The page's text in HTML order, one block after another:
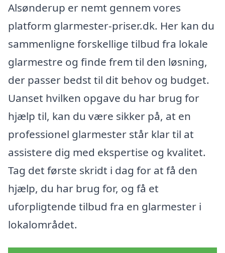
Alsønderup er nemt gennem vores
platform glarmester-priser.dk. Her kan du
sammenligne forskellige tilbud fra lokale
glarmestre og finde frem til den løsning,
der passer bedst til dit behov og budget.
Uanset hvilken opgave du har brug for
hjælp til, kan du være sikker på, at en
professionel glarmester står klar til at
assistere dig med ekspertise og kvalitet.
Tag det første skridt i dag for at få den
hjælp, du har brug for, og få et
uforpligtende tilbud fra en glarmester i
lokalområdet.